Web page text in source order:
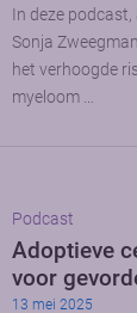
In deze
Sonja
het verhoogde
myeloom …
Podcast
Adoptieve
voor
13 mei 2025